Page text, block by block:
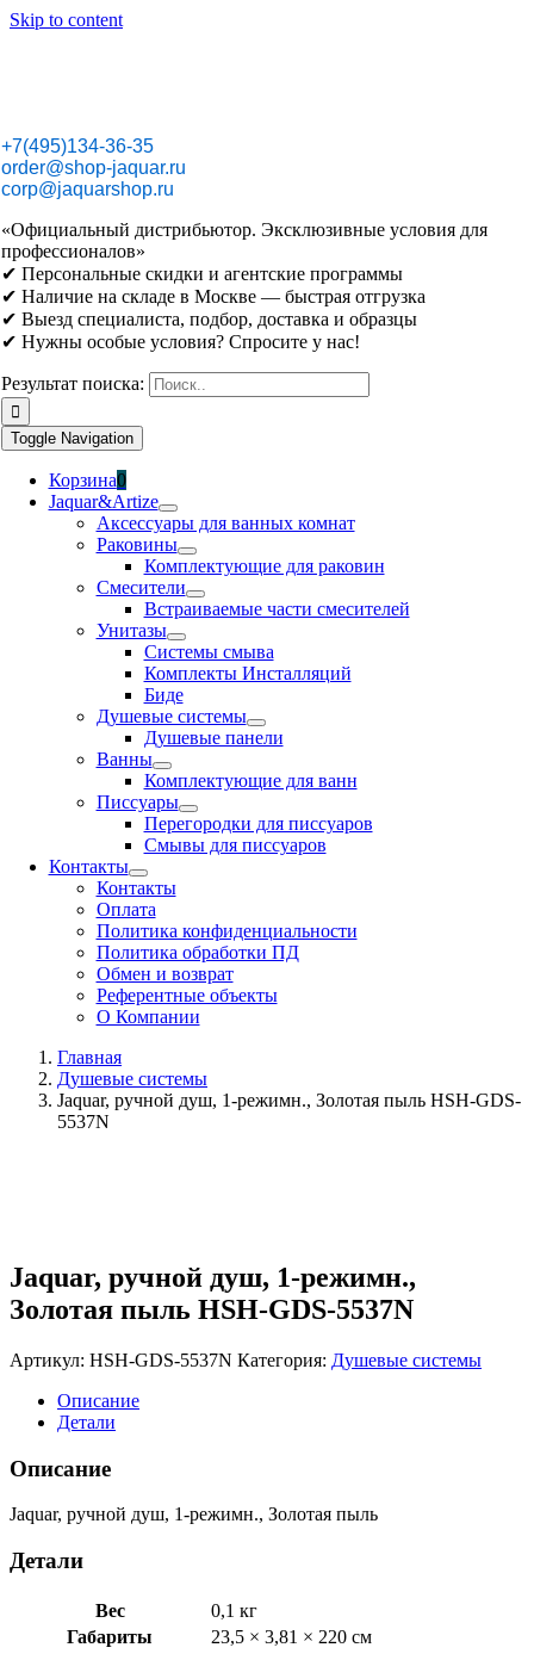
Skip to content
+7(495)134-36-35
order@shop-jaquar.ru
corp@jaquarshop.ru
«Официальный дистрибьютор. Эксклюзивные условия для
профессионалов»
✔ Персональные скидки и агентские программы
✔ Наличие на складе в Москве — быстрая отгрузка
✔ Выезд специалиста, подбор, доставка и образцы
✔ Нужны особые условия? Спросите у нас!
Результат поиска:
Toggle Navigation
Корзина0
Jaquar&Artize
Аксессуары для ванных комнат
Раковины
Комплектующие для раковин
Смесители
Встраиваемые части смесителей
Унитазы
Системы смыва
Комплекты Инсталляций
Биде
Душевые системы
Душевые панели
Ванны
Комплектующие для ванн
Писсуары
Перегородки для писсуаров
Смывы для писсуаров
Контакты
Контакты
Оплата
Политика конфиденциальности
Политика обработки ПД
Обмен и возврат
Референтные объекты
О Компании
Главная
Душевые системы
Jaquar, ручной душ, 1-режимн., Золотая пыль HSH-GDS-
5537N
Jaquar, ручной душ, 1-режимн.,
Золотая пыль HSH-GDS-5537N
Артикул: HSH-GDS-5537N Категория: Душевые системы
Описание
Детали
Описание
Jaquar, ручной душ, 1-режимн., Золотая пыль
Детали
Вес
0,1 кг
Габариты
23,5 × 3,81 × 220 см